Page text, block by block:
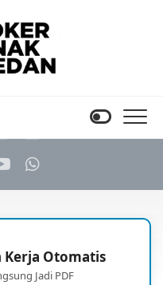
Kerja Otomatis
Jadi PDF